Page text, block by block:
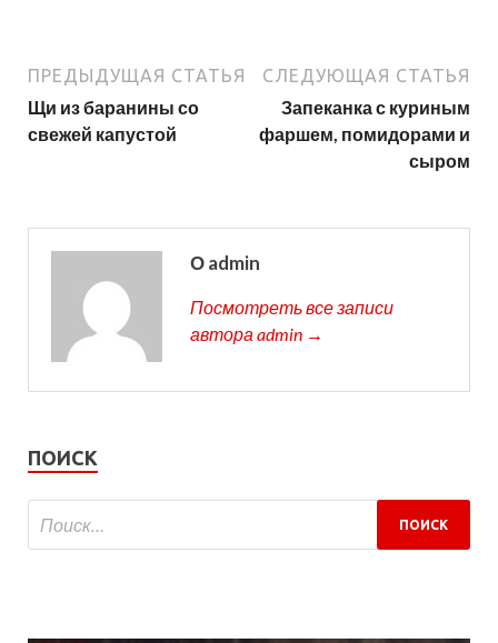
ПРЕДЫДУЩАЯ СТАТЬЯ
Щи из баранины со
свежей капустой
СЛЕДУЮЩАЯ СТАТЬЯ
Запеканка с куриным
фаршем, помидорами и
сыром
О admin
Посмотреть все записи
автора admin →
ПОИСК